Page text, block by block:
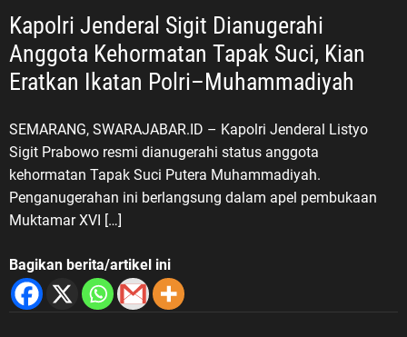
Kapolri Jenderal Sigit Dianugerahi
Anggota Kehormatan Tapak Suci, Kian
Eratkan Ikatan Polri–Muhammadiyah
SEMARANG, SWARAJABAR.ID – Kapolri Jenderal Listyo
Sigit Prabowo resmi dianugerahi status anggota
kehormatan Tapak Suci Putera Muhammadiyah.
Penganugerahan ini berlangsung dalam apel pembukaan
Muktamar XVI […]
Bagikan berita/artikel ini